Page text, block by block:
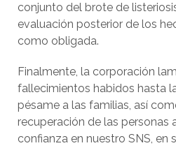
conjunto del brote de
evaluación posterior de los
como obligada.
Finalmente, la corporación
fallecimientos habidos hasta
pésame a las familias, así
recuperación de las personas
confianza en nuestro SNS, en